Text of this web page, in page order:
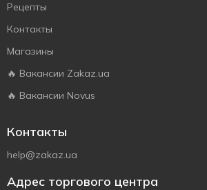
Рецепты
Контакты
Магазины
🔥 Вакансии Zakaz.ua
🔥 Вакансии Novus
Контакты
help@zakaz.ua
Адрес торгового центра